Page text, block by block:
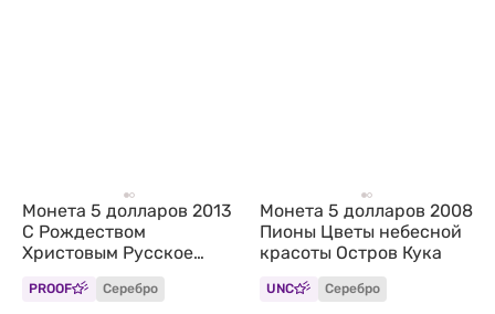
Монета 5 долларов 2013
С Рождеством
Христовым Русское
Рождество Острова
Кука
PROOF Серебро
Монета 5 долларов 2008
Пионы Цветы небесной
красоты Остров Кука
UNC Серебро